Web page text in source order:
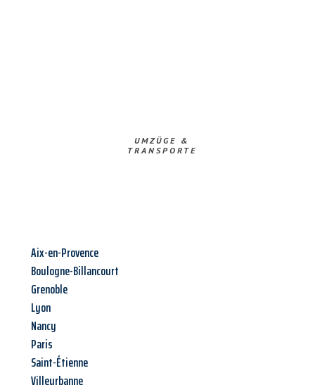
UMZÜGE &
TRANSPORTE
Aix-en-Provence
Boulogne-Billancourt
Grenoble
Lyon
Nancy
Paris
Saint-Étienne
Villeurbanne